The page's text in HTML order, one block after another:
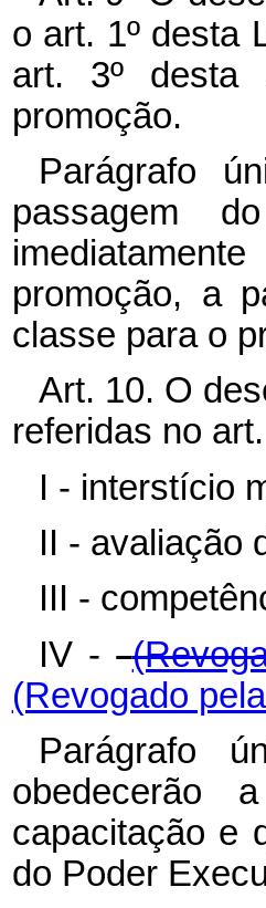
o art. 1º desta
art. 3º desta
promoção.
Parágrafo
passagem
promoção, a
classe para o
Art. 10. O
referidas no
I - interstício
II - avaliação
III -
IV -
(Revogado
Parágrafo
obedecerão
capacitação e
do Poder